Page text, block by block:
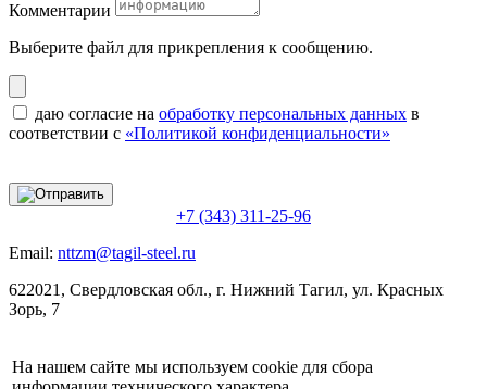
Комментарии
Выберите файл для прикрепления к сообщению.
даю согласие на обработку персональных данных в
соответствии с «Политикой конфиденциальности»
+7 (343) 311-25-96
Email: nttzm@tagil-steel.ru
622021, Свердловская обл., г. Нижний Тагил, ул. Красных
Зорь, 7
На нашем сайте мы используем cookie для сбора